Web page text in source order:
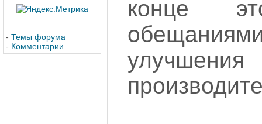
- Темы форума
- Комментарии
конце
улучшения